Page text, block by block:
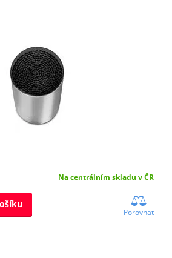
Na centrálním skladu v ČR
Porovnat